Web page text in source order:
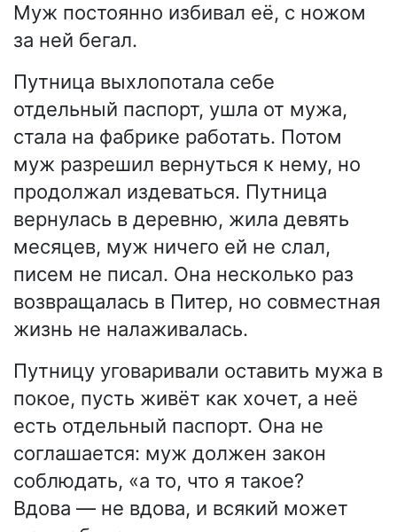
Муж постоянно избивал её, с ножом
за ней бегал.
Путница выхлопотала себе
отдельный паспорт, ушла от мужа,
стала на фабрике работать. Потом
муж разрешил вернуться к нему, но
продолжал издеваться. Путница
вернулась в деревню, жила девять
месяцев, муж ничего ей не слал,
писем не писал. Она несколько раз
возвращалась в Питер, но совместная
жизнь не налаживалась.
Путницу уговаривали оставить мужа в
покое, пусть живёт как хочет, а неё
есть отдельный паспорт. Она не
соглашается: муж должен закон
соблюдать, «а то, что я такое?
Вдова — не вдова, и всякий может